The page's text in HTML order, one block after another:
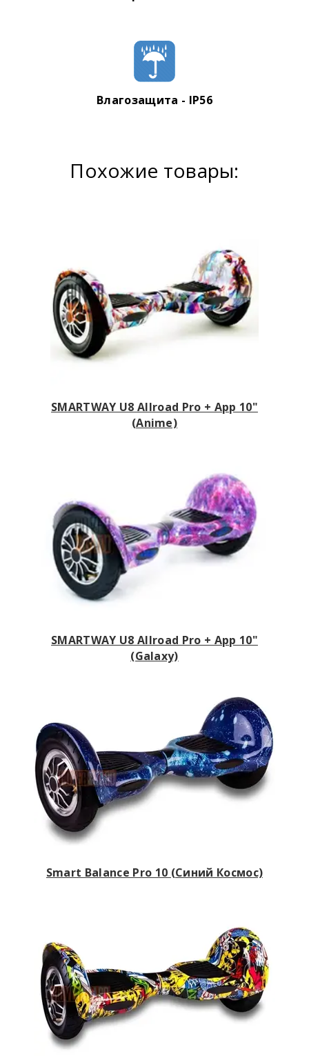
Влагозащита - IP56
Похожие товары:
SMARTWAY U8 Allroad Pro + App 10"
(Anime)
SMARTWAY U8 Allroad Pro + App 10"
(Galaxy)
Smart Balance Pro 10 (Синий Космос)